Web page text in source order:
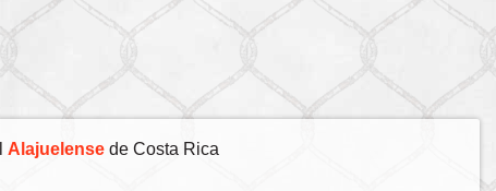
Alajuelense de Costa Rica